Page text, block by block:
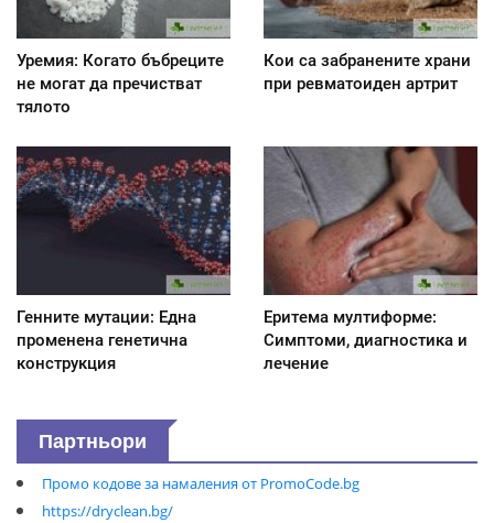
Уремия: Когато бъбреците
не могат да пречистват
тялото
Кои са забранените храни
при ревматоиден артрит
Генните мутации: Една
променена генетична
конструкция
Еритема мултиформе:
Симптоми, диагностика и
лечение
Партньори
Промо кодове за намаления от PromoCode.bg
https://dryclean.bg/